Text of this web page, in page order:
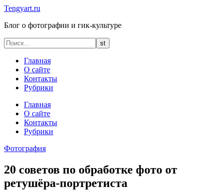
Tengyart.ru
Блог о фотографии и гик-культуре
Главная
О сайте
Контакты
Рубрики
Главная
О сайте
Контакты
Рубрики
Фотография
20 советов по обработке фото от
ретушёра-портретиста